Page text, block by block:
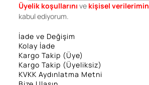
Üyelik koşullarını ve kişisel verilerimin
kabul ediyorum.
İade ve Değişim
Kolay İade
Kargo Takip (Üye)
Kargo Takip (Üyeliksiz)
KVKK Aydınlatma Metni